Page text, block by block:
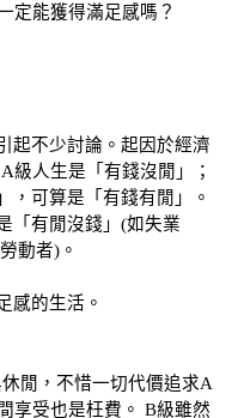
定能獲得滿足感嗎？
起不少討論。起因於經濟
級人生是「有錢沒閒」；
，可算是「有錢有閒」。
「有閒沒錢」(如失業
動者)。
感的生活。
閒，不惜一切代價追求A
享受也是枉費。 B級雖然